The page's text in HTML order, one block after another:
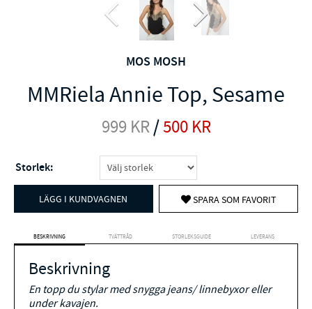
MOS MOSH
MMRiela Annie Top, Sesame
999 KR/500KR
Storlek:
LÄGG I KUNDVAGNEN SPARA SOM FAVORIT
BESKRIVNING TVÄTTRÅD STORLEKSGUIDE LEVERANS
Beskrivning
En topp du stylar med snygga jeans/ linnebyxor eller
under kavajen.